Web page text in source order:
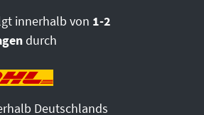
innerhalb von 1-2
durch
Deutschlands